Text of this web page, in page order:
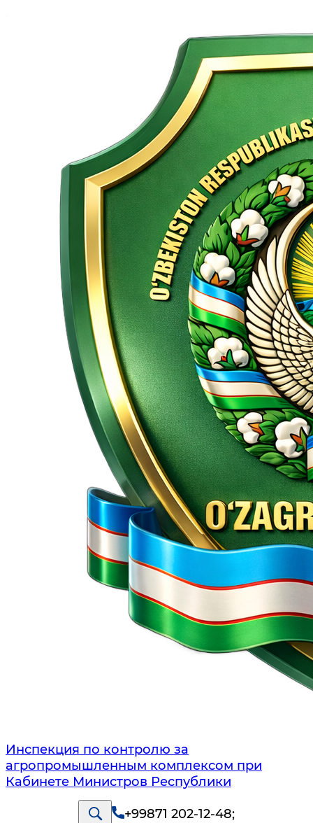
Инспекция по контролю за
агропромышленным комплексом при
Кабинете Министров Республики
+99871 202-12-48;